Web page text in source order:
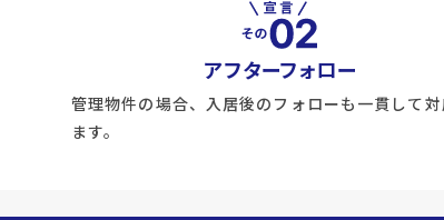
アフターフォロー
管理物件の場合、入居後のフォローも一貫して対
ます。